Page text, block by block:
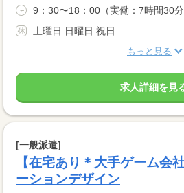
9：30〜18：00（実働：7時間30分
土曜日 日曜日 祝日
もっと見る
求人詳細を見
[一般派遣]
【在宅あり＊大手ゲーム会
ーションデザイン